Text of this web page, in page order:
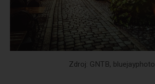
Zdroj: GNTB, bluejayphoto